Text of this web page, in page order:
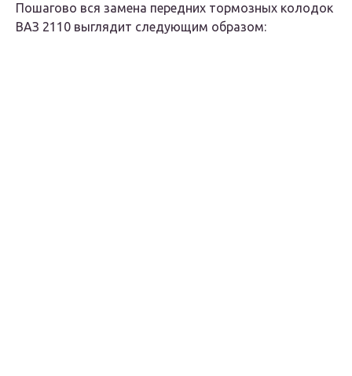
Пошагово вся замена передних тормозных колодок
ВАЗ 2110 выглядит следующим образом: